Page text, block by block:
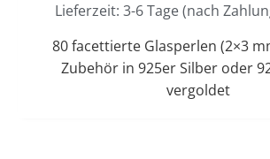
Lieferzeit: 3-6 Tage (nach
80 facettierte Glasperlen (2×3
Zubehör in 925er Silber oder
vergoldet